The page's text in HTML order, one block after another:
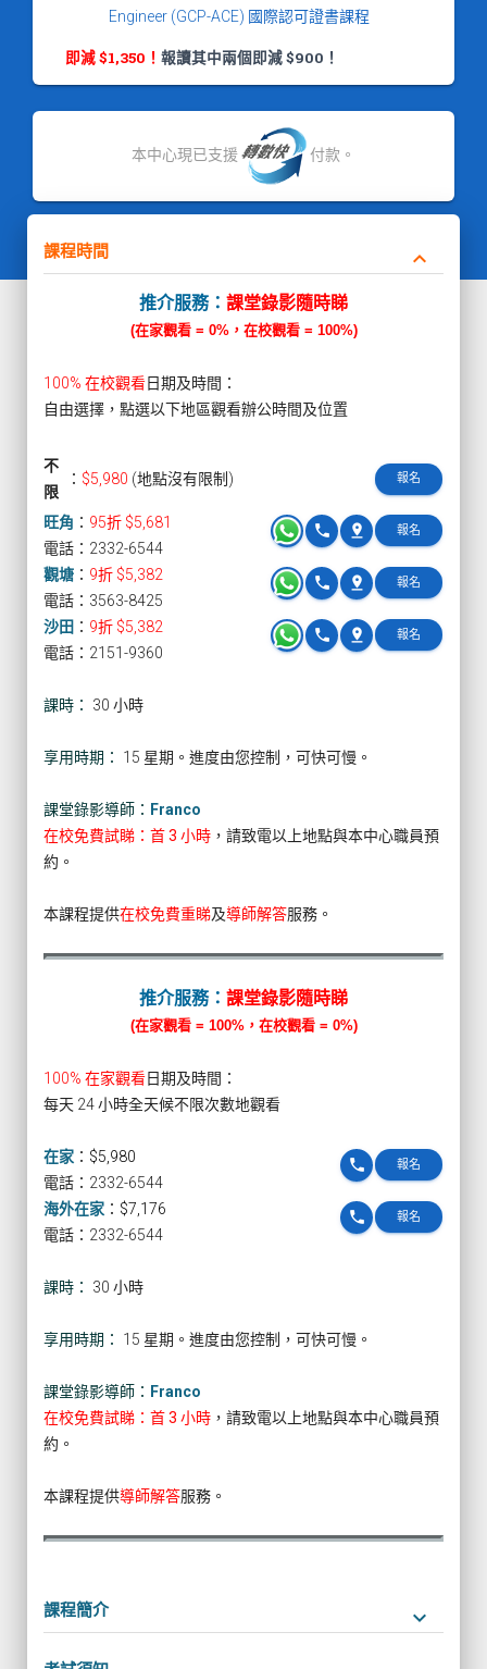
Engineer (GCP-ACE) 國際認可證書課程
即減 $1,350！ 報讀其中兩個即減 $900！
本中心現已支援 付款。
課程時間 keyboard_arrow_down
推介服務： 課堂錄影隨時睇
(在家觀看 = 0%，在校觀看 = 100%)
100% 在校觀看日期及時間：
自由選擇，點選以下地區觀看辦公時間及位置
不
限
： $5,980 (地點沒有限制) 報名
旺角 ： 95折 $5,681 報名
pin_drop
phone
電話：2332-6544
觀塘 ： 9折 $5,382 報名
pin_drop
phone
電話：3563-8425
沙田 ： 9折 $5,382 報名
pin_drop
phone
電話：2151-9360
課時： 30 小時
享用時期： 15 星期。進度由您控制，可快可慢。
課堂錄影導師： Franco
在校免費試睇：首 3 小時 ，請致電以上地點與本中心職員預
約。
本課程提供在校免費重睇及導師解答服務。
推介服務： 課堂錄影隨時睇
(在家觀看 = 100%，在校觀看 = 0%)
100% 在家觀看日期及時間：
每天 24 小時全天候不限次數地觀看
在家 ： $5,980 報名
phone
電話：2332-6544
海外在家 ： $7,176 報名
phone
電話：2332-6544
課時： 30 小時
享用時期： 15 星期。進度由您控制，可快可慢。
課堂錄影導師： Franco
在校免費試睇：首 3 小時 ，請致電以上地點與本中心職員預
約。
本課程提供導師解答服務。
課程簡介 keyboard_arrow_down